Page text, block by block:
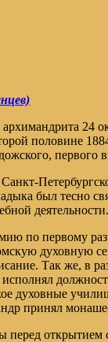
половине
первого
был тесно
деятельности.
первому
духовную
Так же, в
принял